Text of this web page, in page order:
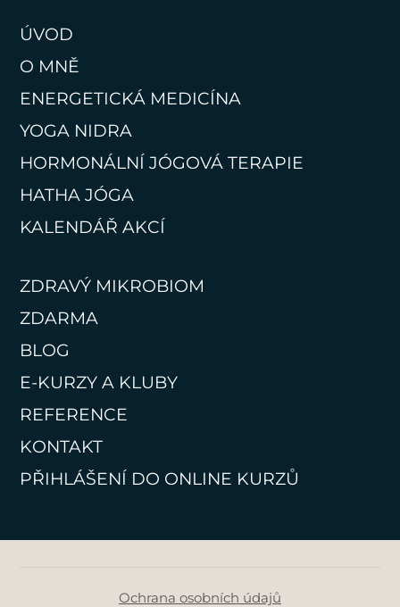
ÚVOD
O MNĚ
ENERGETICKÁ MEDICÍNA
YOGA NIDRA
HORMONÁLNÍ JÓGOVÁ TERAPIE
HATHA JÓGA
KALENDÁŘ AKCÍ
ZDRAVÝ MIKROBIOM
ZDARMA
BLOG
E-KURZY A KLUBY
REFERENCE
KONTAKT
PŘIHLÁŠENÍ DO ONLINE KURZŮ
Ochrana osobních údajů